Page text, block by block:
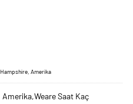
Amerika
Saat Kaç